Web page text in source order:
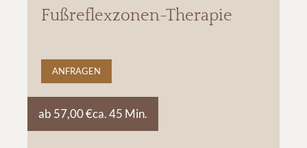
Fußreflexzonen-Therapie
ANFRAGEN
ab 57,00 €ca. 45 Min.